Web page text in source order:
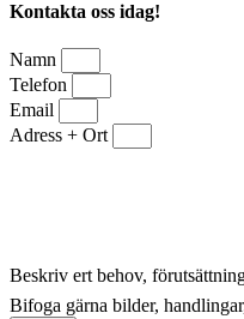
Kontakta oss idag!
Namn
Telefon
Email
Adress + Ort
Beskriv ert behov,
Bifoga gärna bilder,